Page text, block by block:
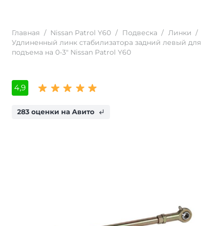
Главная / Nissan Patrol Y60 / Подвеска / Линки /
Удлиненный линк стабилизатора задний левый для
подъема на 0-3″ Nissan Patrol Y60
4,9
283 оценки на Авито subdirectory_arrow_left